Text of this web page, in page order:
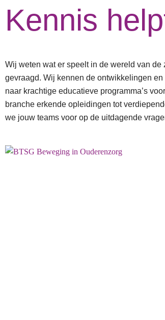
Kennis
Wij weten wat er speelt in de wereld van de
gevraagd. Wij kennen de ontwikkelingen
naar krachtige educatieve programma’s
branche erkende opleidingen tot
we jouw teams voor op de uitdagende